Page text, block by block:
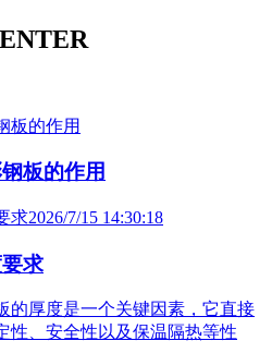
板的作用
2026/7/15 14:30:18
求
的厚度是一个关键因素，它直接
性、安全性以及保温隔热等性